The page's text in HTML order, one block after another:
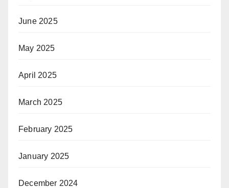
June 2025
May 2025
April 2025
March 2025
February 2025
January 2025
December 2024